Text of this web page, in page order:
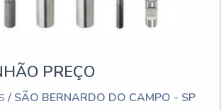
PREÇO
/ SÃO BERNARDO DO CAMPO - SP